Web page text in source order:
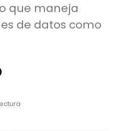
que maneja
de datos como